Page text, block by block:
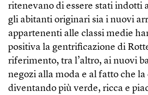
ritenevano di essere stati indotti
gli abitanti originari sia i nuovi
appartenenti alle classi medie
positiva la gentrificazione di
riferimento, tra l’altro, ai nuovi
negozi alla moda e al fatto che la
diventando più verde, ricca e